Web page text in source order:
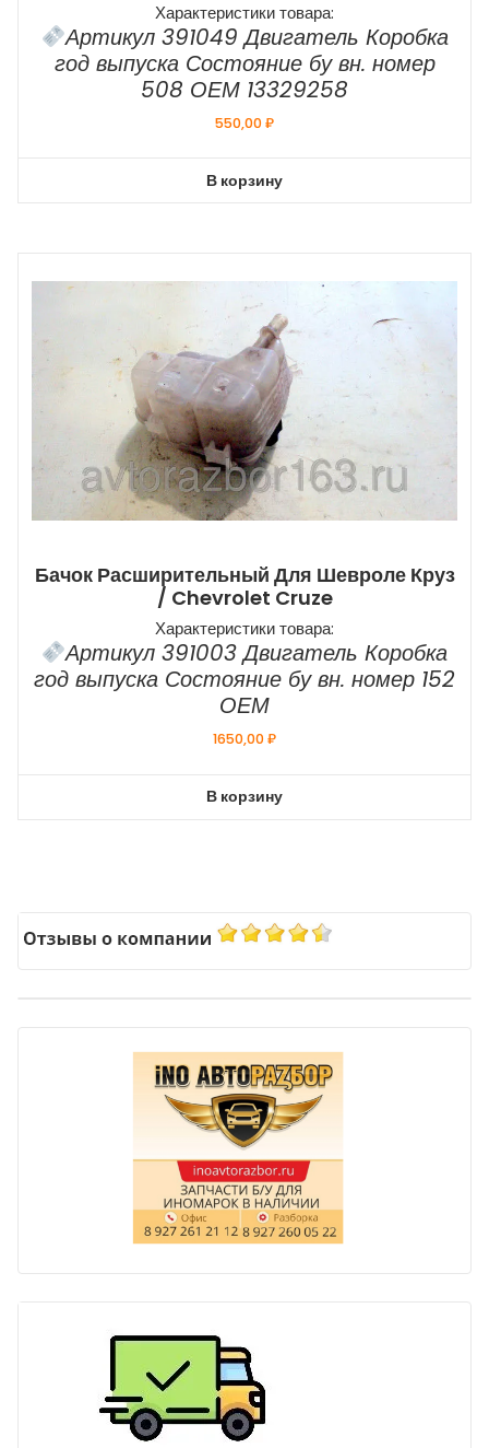
Характеристики товара:
Артикул 391049 Двигатель Коробка
год выпуска Состояние бу вн. номер
508 ОЕМ 13329258
550,00₽
В корзину
Бачок Расширительный Для Шевроле Круз
/ Chevrolet Cruze
Характеристики товара:
Артикул 391003 Двигатель Коробка
год выпуска Состояние бу вн. номер 152
ОЕМ
1650,00₽
В корзину